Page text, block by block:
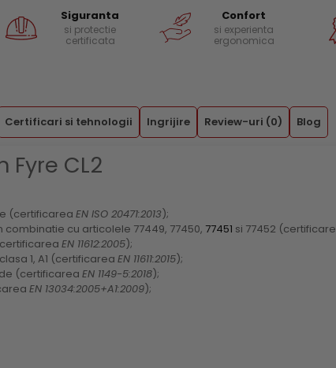
Siguranta
si protectie
certificata
Confort
si experienta
ergonomica
Certificari si tehnologii Ingrijire Review-uri (0) Blog
CL2
(certificarea EN ISO 20471:2013);
cu articolele 77449, 77450, 77451 si 77452
EN 11612:2005);
1, A1 (certificarea EN 11611:2015);
(certificarea EN 1149-5:2018);
EN 13034:2005+A1:2009);